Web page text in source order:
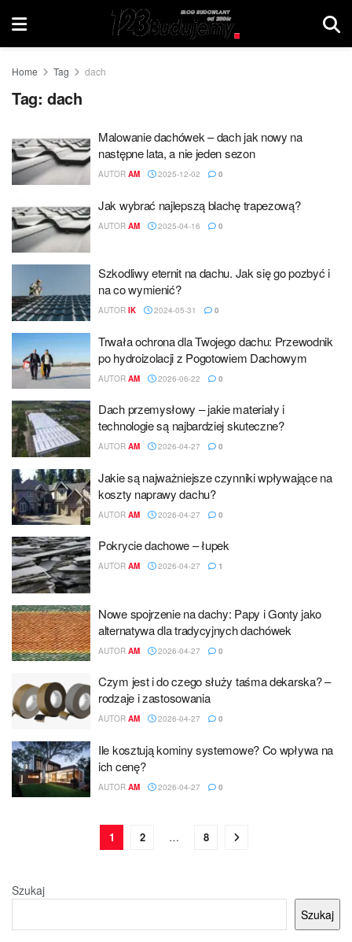
Home Tag dach
Tag: dach
Malowanie dachówek – dach jak nowy na
następne lata, a nie jeden sezon
AUTOR AM 2025-12-02 0
Jak wybrać najlepszą blachę trapezową?
AUTOR AM 2025-04-16 0
Szkodliwy eternit na dachu. Jak się go pozbyć i
na co wymienić?
AUTOR IK 2024-05-31 0
Trwała ochrona dla Twojego dachu: Przewodnik
po hydroizolacji z Pogotowiem Dachowym
AUTOR AM 2026-06-22 0
Dach przemysłowy – jakie materiały i
technologie są najbardziej skuteczne?
AUTOR AM 2026-04-27 0
Jakie są najważniejsze czynniki wpływające na
koszty naprawy dachu?
AUTOR AM 2026-04-27 0
Pokrycie dachowe – łupek
AUTOR AM 2026-04-27 1
Nowe spojrzenie na dachy: Papy i Gonty jako
alternatywa dla tradycyjnych dachówek
AUTOR AM 2026-04-27 0
Czym jest i do czego służy taśma dekarska? –
rodzaje i zastosowania
AUTOR AM 2026-04-27 0
Ile kosztują kominy systemowe? Co wpływa na
ich cenę?
AUTOR AM 2026-04-27 0
1 2 … 8
Szukaj
Szukaj